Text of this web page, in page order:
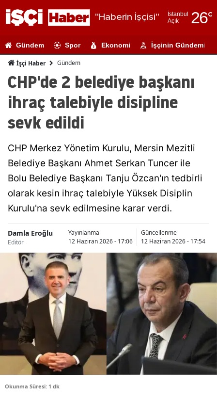
"Haberin İşçisi"
İstanbul
Açık
26°
Adıyaman
Ağrı
Antalya
Artvin
Aydın
Bitlis
Bolu
Burdur
Bursa
Çanakkale
Çankırı
Gündem Spor Ekonomi İşçinin Gündemi
İşçi Haber Gündem
CHP'de 2 belediye başkanı
ihraç talebiyle disipline
sevk edildi
CHP Merkez Yönetim Kurulu, Mersin Mezitli
Belediye Başkanı Ahmet Serkan Tuncer ile
Bolu Belediye Başkanı Tanju Özcan'ın tedbirli
olarak kesin ihraç talebiyle Yüksek Disiplin
Kurulu'na sevk edilmesine karar verdi.
Damla Eroğlu
Editör
Yayınlanma
12 Haziran 2026 - 17:06
Güncellenme
12 Haziran 2026 - 17:54
Okunma Süresi: 1 dk